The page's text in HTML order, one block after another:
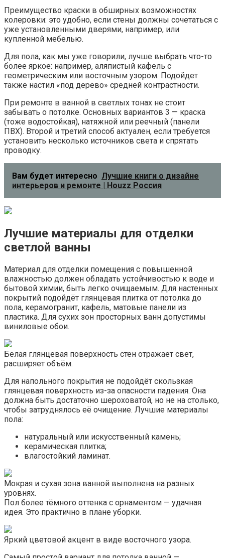
Преимущество краски в обширных возможностях
колеровки: это удобно, если стены должны сочетаться с
уже установленными дверями, например, или
купленной мебелью.
Для пола, как мы уже говорили, лучше выбрать что-то
более яркое: например, аляпистый кафель с
геометрическим или восточным узором. Подойдет
также настил «под дерево» средней контрастности.
При ремонте в ванной в светлых тонах не стоит
забывать о потолке. Основных вариантов 3 — краска
(тоже водостойкая), натяжной или реечный (панели
ПВХ). Второй и третий способ актуален, если требуется
установить несколько источников света и спрятать
проводку.
Вам будет интересно Лучшие книги о дизайне
интерьеров и ремонте | Houzz Россия
Лучшие материалы для отделки
светлой ванны
Материал для отделки помещения с повышенной
влажностью должен обладать устойчивостью к воде и
бытовой химии, быть легко очищаемым. Для настенных
покрытий подойдёт глянцевая плитка от потолка до
пола, керамогранит, кафель, матовые панели из
пластика. Для сухих зон просторных ванн допустимы
виниловые обои.
Белая глянцевая поверхность стен отражает свет,
расширяет объём.
Для напольного покрытия не подойдёт скользкая
глянцевая поверхность из-за опасности падения. Она
должна быть достаточно шероховатой, но не на столько,
чтобы затруднялось её очищение. Лучшие материалы
пола:
натуральный или искусственный камень;
керамическая плитка;
влагостойкий ламинат.
Мокрая и сухая зона ванной выполнена на разных
уровнях.
Пол более тёмного оттенка с орнаментом — удачная
идея. Это практично в плане уборки.
Яркий цветовой акцент в виде восточного узора.